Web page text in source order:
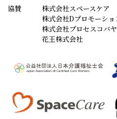
協賛
株式会社スペースケア
株式会社Dプロモーショ
株式会社プロセスコバ
花王株式会社